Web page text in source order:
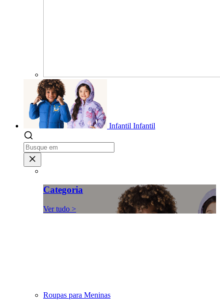
Infantil Infantil
Categoria
Ver tudo >
Roupas para Meninas